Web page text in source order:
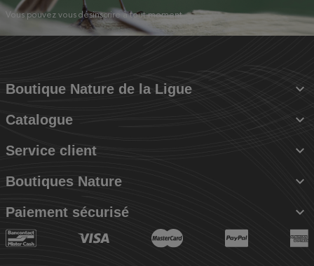
Vous pouvez vous désinscrire à tout moment.
Boutique Nature de la Ligue 
Catalogue 
Service client 
Boutiques Nature 
Paiement sécurisé 